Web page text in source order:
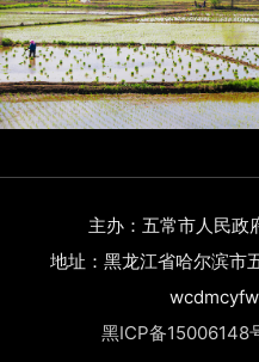
主办：五常市人民
地址：黑龙江省哈尔滨
黑ICP备15006148